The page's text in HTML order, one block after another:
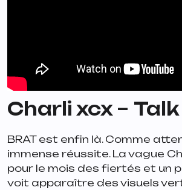
Charli xcx –
BRAT est enfin là. Comme
immense réussite. La vague
pour le mois des fiertés et un
voit apparaître des visuels